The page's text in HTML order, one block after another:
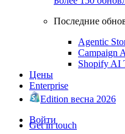
Последние
Agentic
Campaign
Shopify AI
Цены
Enterprise
Edition весна 2026
Войти
Get in touch